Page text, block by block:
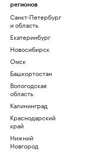
регионов
Санкт-Петербург
и область
Екатеринбург
Новосибирск
Омск
Башкортостан
Вологодская
область
Калининград
Краснодарский
край
Нижний
Новгород